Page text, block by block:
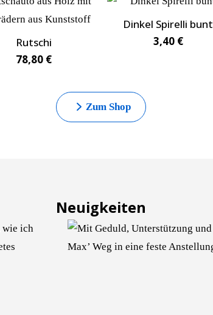
Rutschi
78,80 €
Dinkel Spirelli bunt
3,40 €
Zum Shop
Neuigkeiten